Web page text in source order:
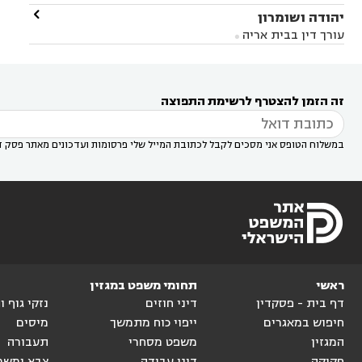
דין בקרית אונו
אונו
עורך דין בבת ים
דין בשוהם 
עורך דין בראשון לציון עורך דין במודיעין
עורך דין
בבאר יעקב
עורך דין בגדרהיהודה ושומרון
עורך דין בבית אריה 

זה הזמן להצטרף לרשימת התפוצה
במשלוח הטופס אני מסכים לקבל לכתובת המייל שלי פרסומות ועדכונים מאתר פסק
ראשי
דף בית - פסקדין
חיפוש במאגרים
המגזין
תחומי משפט במגזין
דיני חוזים
ייפוי כוח מתמשך
משפט מסחרי
נזקי גוף
מיסים
תעבורה